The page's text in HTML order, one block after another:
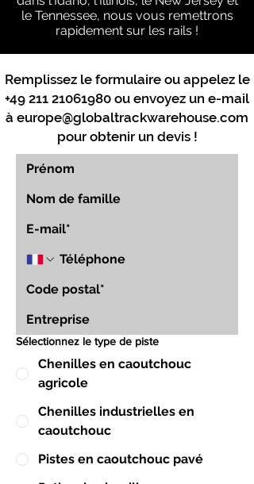
le Tennessee, nous vous remettrons
rapidement sur les rails !
Remplissez le formulaire ou appelez le
+49 211 21061980 ou envoyez un e-mail
à europe@globaltrackwarehouse.com
pour obtenir un devis !
Sélectionnez le type de piste
Chenilles en caoutchouc
agricole
Chenilles industrielles en
caoutchouc
Pistes en caoutchouc pavé